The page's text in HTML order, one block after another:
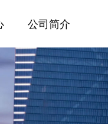
公司简介